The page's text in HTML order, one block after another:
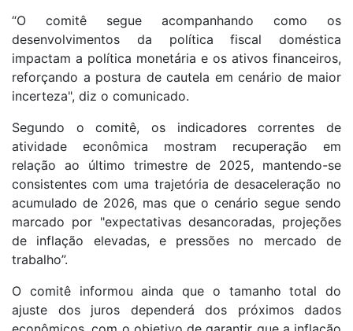
“O comitê segue acompanhando como os
desenvolvimentos da política fiscal doméstica
impactam a política monetária e os ativos financeiros,
reforçando a postura de cautela em cenário de maior
incerteza", diz o comunicado.
Segundo o comitê, os indicadores correntes de
atividade econômica mostram recuperação em
relação ao último trimestre de 2025, mantendo-se
consistentes com uma trajetória de desaceleração no
acumulado de 2026, mas que o cenário segue sendo
marcado por "expectativas desancoradas, projeções
de inflação elevadas, e pressões no mercado de
trabalho”.
O comitê informou ainda que o tamanho total do
ajuste dos juros dependerá dos próximos dados